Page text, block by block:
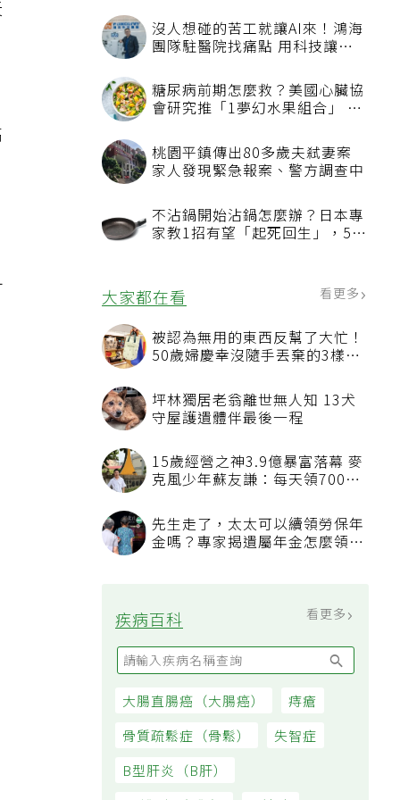
最新文章 看更多
沒人想碰的苦工就讓AI來！鴻海
團隊駐醫院找痛點 用科技讓醫
糖尿病前期怎麼救？美國心臟協
會研究推「1夢幻水果組合」 酪
桃園平鎮傳出80多歲夫弒妻案
家人發現緊急報案、警方調查中
家教1招有望「起死回生」，5情
況該換新
大家都在看 看更多
50歲婦慶幸沒隨手丟棄的3樣物
坪林獨居老翁離世無人知 13犬